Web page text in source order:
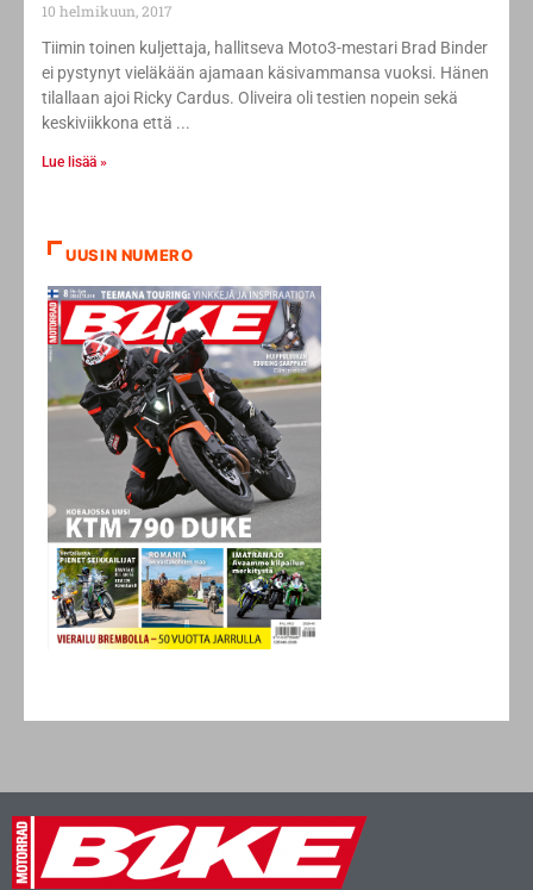
10 helmikuun, 2017
Tiimin toinen kuljettaja, hallitseva Moto3-mestari Brad Binder
ei pystynyt vieläkään ajamaan käsivammansa vuoksi. Hänen
tilallaan ajoi Ricky Cardus. Oliveira oli testien nopein sekä
keskiviikkona että
Lue lisää »
UUSIN NUMERO